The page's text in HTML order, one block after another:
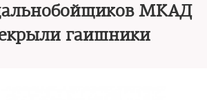
МКАД
гаишники